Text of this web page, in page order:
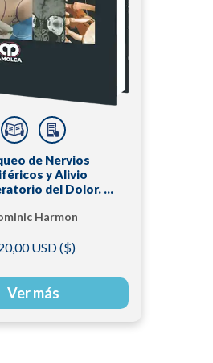
de Nervios
y Alivio
del Dolor. 2
Harmon
USD ($)
Ver más